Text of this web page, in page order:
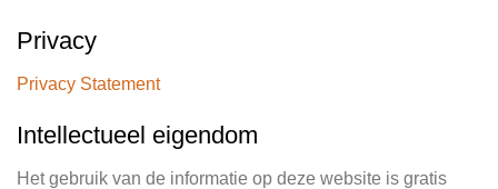
Privacy
Privacy Statement
Intellectueel eigendom
Het gebruik van de informatie op deze website is gratis